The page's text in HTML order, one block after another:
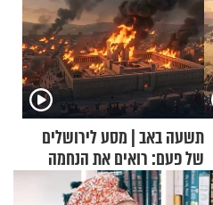
תשעה באב | מסע לירושלים
של פעם: רואים את הנחמה